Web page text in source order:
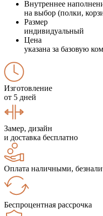
Внутреннее
на выбор (полки,
Размер
индивидуальный
Цена
указана за базовую
Изготовление
от 5 дней
Замер, дизайн
и доставка бесплатно
Оплата наличными,
Беспроцентная рассрочка